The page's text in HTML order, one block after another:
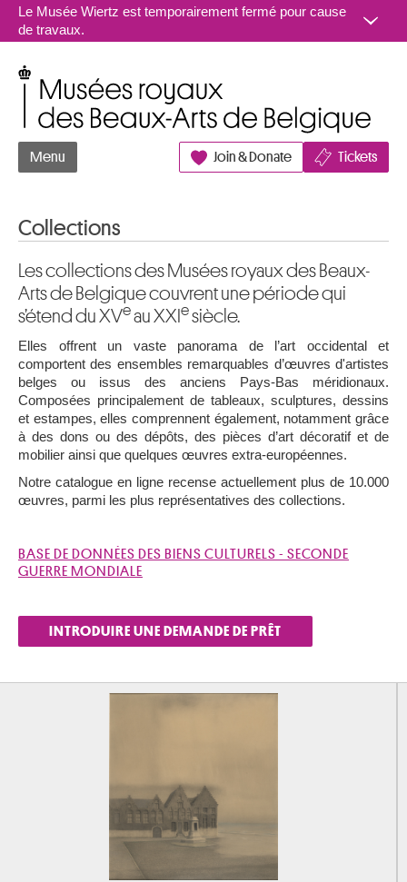
Aller au contenu
Le Musée Wiertz est temporairement fermé pour cause
de travaux.
Menu Join & Donate Tickets
Collections
Les collections des Musées royaux des Beaux-
Arts de Belgique couvrent une période qui
s’étend du XVeau XXI esiècle.
Elles offrent un vaste panorama de l’art occidental et
comportent des ensembles remarquables d’œuvres d'artistes
belges ou issus des anciens Pays-Bas méridionaux.
Composées principalement de tableaux, sculptures, dessins
et estampes, elles comprennent également, notamment grâce
à des dons ou des dépôts, des pièces d’art décoratif et de
mobilier ainsi que quelques œuvres extra-européennes.
Notre catalogue en ligne recense actuellement plus de 10.000
œuvres, parmi les plus représentatives des collections.
BASE DE DONNÉES DES BIENS CULTURELS - SECONDE
GUERRE MONDIALE
INTRODUIRE UNE DEMANDE DE PRÊT